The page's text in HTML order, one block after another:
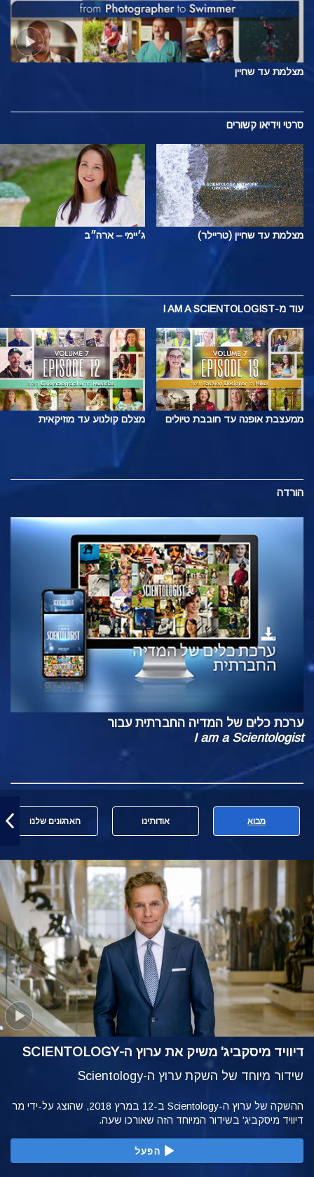
מצלמת עד שחיין
סרטי וידיאו קשורים
מצלמת עד שחיין (טריילר) ג׳יימי – ארה״ב
עוד מ-I AM A SCIENTOLOGIST
ממעצבת אופנה עד חובבת טיולים מצלם קולנוע עד מוזיקאית
הורדה
ערכת כלים של המדיה החברתית עבור
I am a Scientologist
מבוא אודותינו הארגונים שלנו
דיוויד מיסקביג' משיק את ערוץ ה-SCIENTOLOGY
שידור מיוחד של השקת ערוץ ה-Scientology
ההשקה של ערוץ ה-Scientology ב-12 במרץ 2018, שהוצג על-ידי מר
דיוויד מיסקביג' בשידור המיוחד הזה שאורכו שעה.
הפעל